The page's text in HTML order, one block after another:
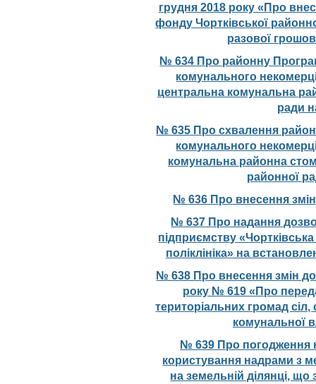
грудня 2018 року «Про
фонду Чортківської
разової
№ 634 Про районну
комунального
центральна комунальна
ради
№ 635 Про схвалення
комунального
комунальна районна
районної
№ 636 Про внесення
№ 637 Про надання
підприємству
поліклініка» на
№ 638 Про внесення змін до
року № 619 «Про
територіальних громад
комунальної
№ 639 Про погодження
користування надрами з
на земельній ділянці,